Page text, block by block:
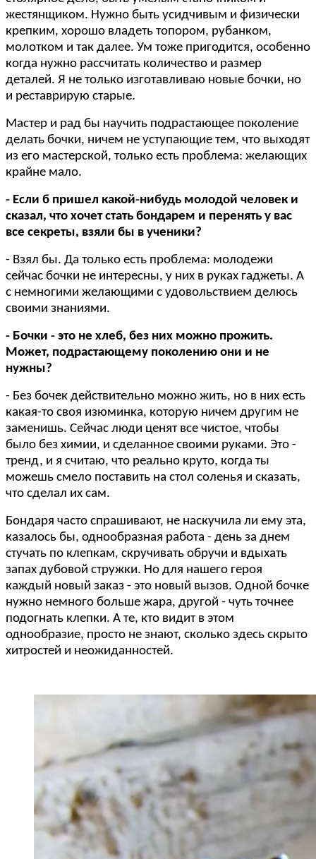
жестянщиком. Нужно быть усидчивым и физически
крепким, хорошо владеть топором, рубанком,
молотком и так далее. Ум тоже пригодится, особенно
когда нужно рассчитать количество и размер
деталей. Я не только изготавливаю новые бочки, но
и реставрирую старые.
Мастер и рад бы научить подрастающее поколение
делать бочки, ничем не уступающие тем, что выходят
из его мастерской, только есть проблема: желающих
крайне мало.
- Если б пришел какой-нибудь молодой человек и
сказал, что хочет стать бондарем и перенять у вас
все секреты, взяли бы в ученики?
- Взял бы. Да только есть проблема: молодежи
сейчас бочки не интересны, у них в руках гаджеты. А
с немногими желающими с удовольствием делюсь
своими знаниями.
- Бочки - это не хлеб, без них можно прожить.
Может, подрастающему поколению они и не
нужны?
- Без бочек действительно можно жить, но в них есть
какая-то своя изюминка, которую ничем другим не
заменишь. Сейчас люди ценят все чистое, чтобы
было без химии, и сделанное своими руками. Это -
тренд, и я считаю, что реально круто, когда ты
можешь смело поставить на стол соленья и сказать,
что сделал их сам.
Бондаря часто спрашивают, не наскучила ли ему эта,
казалось бы, однообразная работа - день за днем
стучать по клепкам, скручивать обручи и вдыхать
запах дубовой стружки. Но для нашего героя
каждый новый заказ - это новый вызов. Одной бочке
нужно немного больше жара, другой - чуть точнее
подогнать клепки. А те, кто видит в этом
однообразие, просто не знают, сколько здесь скрыто
хитростей и неожиданностей.